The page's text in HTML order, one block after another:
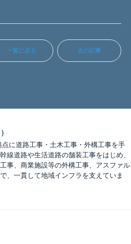
一覧に戻る 次の記事
いて
に道路工事・土木工事・外構工事を手
線道路や生活道路の舗装工事をはじめ、
事、商業施設等の外構工事、アスファル
、一貫して地域インフラを支えていま